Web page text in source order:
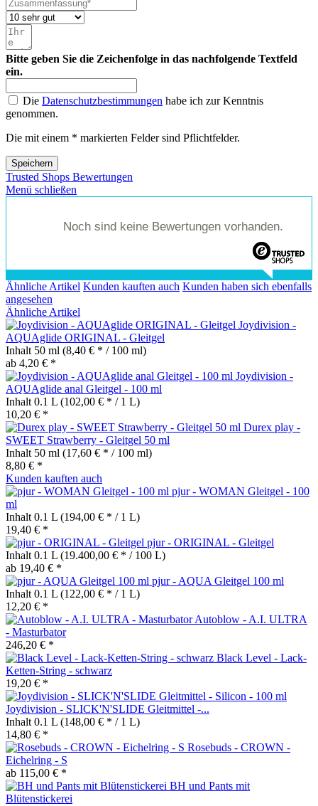
Bitte geben Sie die Zeichenfolge in das nachfolgende Textfeld
ein.
Die Datenschutzbestimmungen habe ich zur Kenntnis
genommen.
Die mit einem * markierten Felder sind Pflichtfelder.
Speichern
Trusted Shops Bewertungen
Menü schließen
Noch sind keine Bewertungen vorhanden.
Ähnliche Artikel Kunden kauften auch Kunden haben sich ebenfalls
angesehen
Ähnliche Artikel
Joydivision -
AQUAglide ORIGINAL - Gleitgel
Inhalt 50 ml (8,40 € * / 100 ml)
ab 4,20 € *
Joydivision -
AQUAglide anal Gleitgel - 100 ml
Inhalt 0.1 L (102,00 € * / 1 L)
10,20 € *
Durex play -
SWEET Strawberry - Gleitgel 50 ml
Inhalt 50 ml (17,60 € * / 100 ml)
8,80 € *
Kunden kauften auch
pjur - WOMAN Gleitgel - 100
ml
Inhalt 0.1 L (194,00 € * / 1 L)
19,40 € *
pjur - ORIGINAL - Gleitgel
Inhalt 0.1 L (19.400,00 € * / 100 L)
ab 19,40 € *
pjur - AQUA Gleitgel 100 ml
Inhalt 0.1 L (122,00 € * / 1 L)
12,20 € *
Autoblow - A.I. ULTRA
- Masturbator
246,20 € *
Black Level - Lack-
Ketten-String - schwarz
19,20 € *
Joydivision - SLICK'N'SLIDE Gleitmittel -...
Inhalt 0.1 L (148,00 € * / 1 L)
14,80 € *
Rosebuds - CROWN -
Eichelring - S
ab 115,00 € *
BH und Pants mit
Blütenstickerei